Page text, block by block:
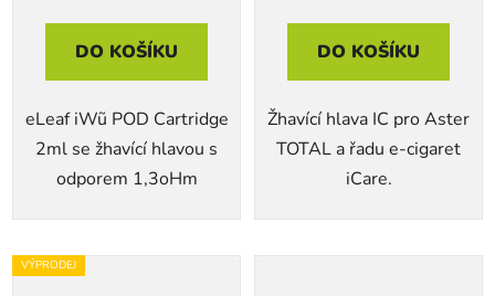
DO KOŠÍKU
eLeaf iWũ POD Cartridge
2ml se žhavící hlavou s
odporem 1,3oHm
DO KOŠÍKU
Žhavící hlava IC pro Aster
TOTAL a řadu e-cigaret
iCare.
VÝPRODEJ